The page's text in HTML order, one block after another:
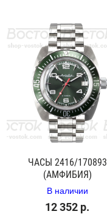
ЧАСЫ 2416/170893
(АМФИБИЯ)
В наличии
12 352 р.